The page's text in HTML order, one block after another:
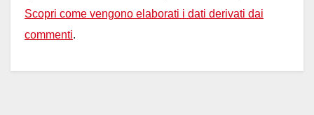
Scopri come vengono elaborati i dati derivati dai
commenti.